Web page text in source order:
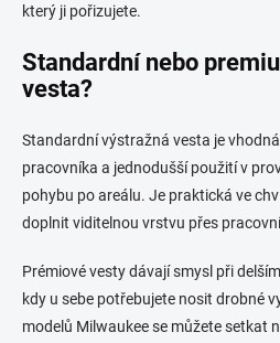
který ji pořizujete.
Standardní nebo
vesta?
Standardní výstražná vesta je
pracovníka a jednodušší použití v
pohybu po areálu. Je praktická ve
doplnit viditelnou vrstvu přes
Prémiové vesty dávají smysl při
kdy u sebe potřebujete nosit drobné
modelů Milwaukee se můžete setkat